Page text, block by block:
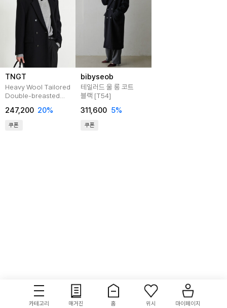
TNGT
Heavy Wool Tailored
Double-breasted
TNCO5F102BK
247,200 20%
쿠폰
bibyseob
테일러드 울 롱 코트
블랙 [T54]
311,600 5%
쿠폰
카테고리 매거진 홈 위시 마이페이지